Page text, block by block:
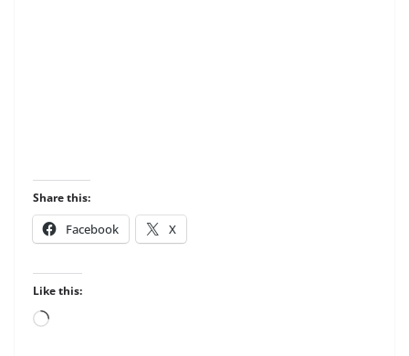
Share this:
Facebook X
Like this:
Loading…